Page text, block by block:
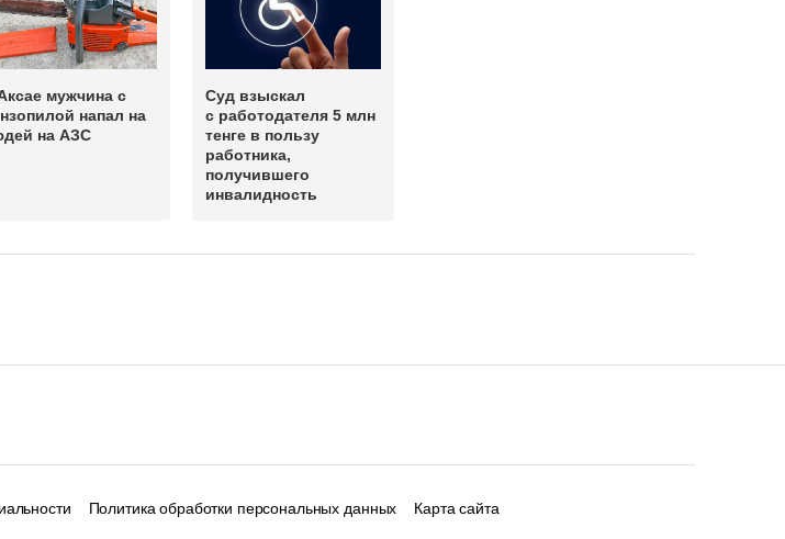
мужчина с
напал на
на АЗС
Суд взыскал
с работодателя 5 млн
тенге в пользу
работника,
получившего
инвалидность
Политика обработки персональных данных Карта сайта